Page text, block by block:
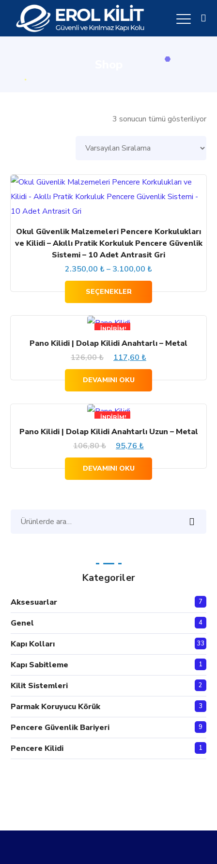
3 sonucun tümü gösteriliyor
Okul Güvenlik Malzemeleri Pencere Korkulukları
ve Kilidi – Akıllı Pratik Korkuluk Pencere Güvenlik
Sistemi – 10 Adet Antrasit Gri
2.350,00 ₺ – 3.100,00 ₺
aralığı:
2.350,00 ₺
SEÇENEKLER
Bu
ürünün
varyasyonu
var.
Seçenekler
ürün
seçilebilir
İNDIRIM!
Pano Kilidi | Dolap Kilidi Anahtarlı – Metal
126,00₺
Orijinal
126,00 ₺.
117,60 ₺
andaki
fiyat:
DEVAMINI OKU
İNDIRIM!
Pano Kilidi | Dolap Kilidi Anahtarlı Uzun – Metal
106,80₺
Orijinal
106,80 ₺.
95,76 ₺
andaki
fiyat:
DEVAMINI OKU
Kategoriler
Aksesuarlar 7
Genel 4
Kapı Kolları 33
Kapı Sabitleme 1
Kilit Sistemleri 2
Parmak Koruyucu Körük 3
Pencere Güvenlik Bariyeri 9
Pencere Kilidi 1